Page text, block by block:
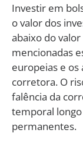
Investir em
o valor dos
abaixo do
mencionadas
europeias e os
corretora. O
falência da
temporal
permanentes.